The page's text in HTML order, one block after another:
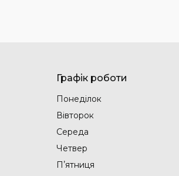
Графік роботи
Понеділок
Вівторок
Середа
Четвер
Пʼятниця